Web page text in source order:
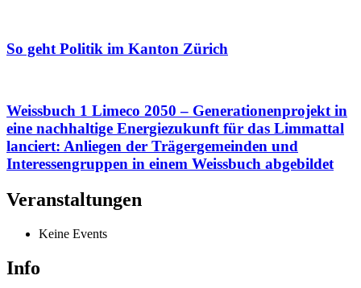
So geht Politik im Kanton Zürich
Weissbuch 1 Limeco 2050 – Generationenprojekt in
eine nachhaltige Energiezukunft für das Limmattal
lanciert: Anliegen der Trägergemeinden und
Interessengruppen in einem Weissbuch abgebildet
Veranstaltungen
Keine Events
Info